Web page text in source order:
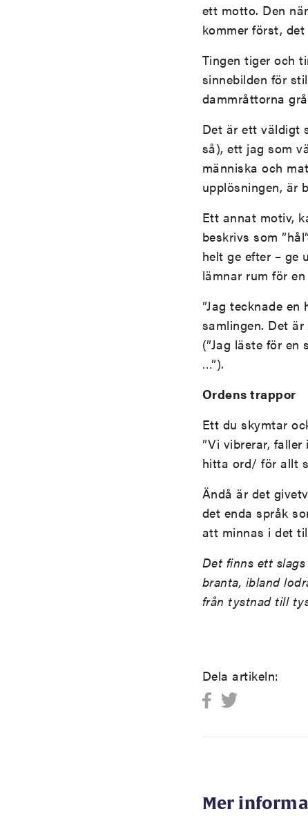
ett motto. Den
kommer först,
Tingen tiger och
sinnebilden för
dammråttorna
Det är ett väldigt
så), ett jag som
människa och
upplösningen, är
Ett annat motiv,
beskrivs som
helt ge efter – ge
lämnar rum för
”Jag tecknade
samlingen. Det
(”Jag läste för
…”).
Ordens trappor
Ett du skymtar
”Vi vibrerar,
hitta ord/ för allt
Ändå är det
det enda språk
att minnas i det
Det finns ett
branta, ibland
från tystnad till
Dela artikeln:
Mer